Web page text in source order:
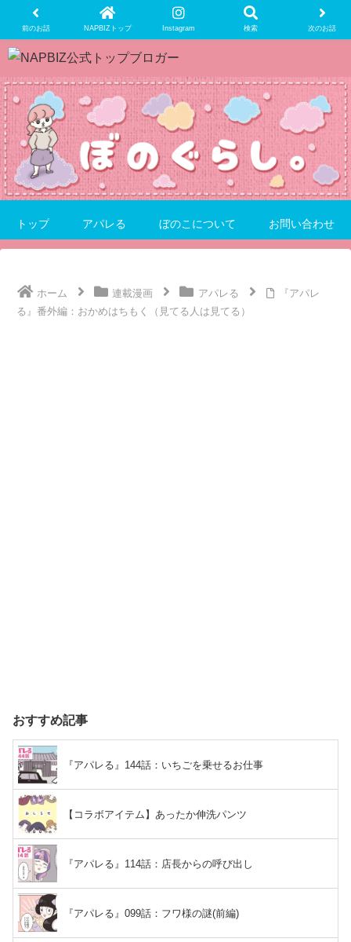
前のお話 NAPBIZトップ Instagram 検索 次のお話
トップ アパレる ぼのこについて お問い合わせ
ホーム 連載漫画 アパレる
『アパレ
る』番外編：おかめはちもく（見てる人は見てる）
おすすめ記事
『アパレる』144話：いちごを乗せるお仕事
【コラボアイテム】あったか伸洗パンツ
『アパレる』114話：店長からの呼び出し
『アパレる』099話：フワ様の謎(前編)